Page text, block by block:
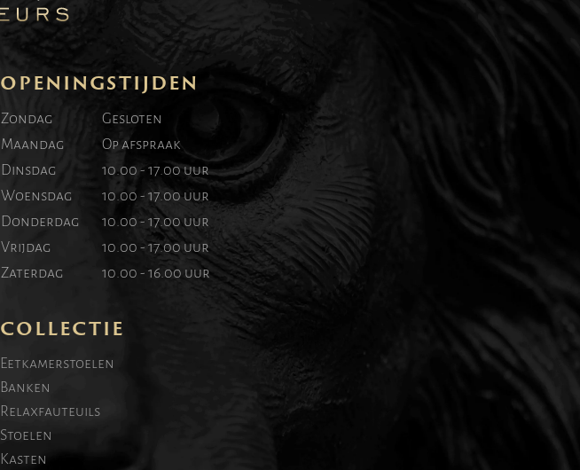
OPENINGSTIJDEN
Zondag
Gesloten
Maandag
Op afspraak
Dinsdag
10.00 - 17.00 uur
Woensdag
10.00 - 17.00 uur
Donderdag
10.00 - 17.00 uur
Vrijdag
10.00 - 17.00 uur
Zaterdag
10.00 - 16.00 uur
COLLECTIE
Eetkamerstoelen
Banken
Relaxfauteuils
Stoelen
Kasten